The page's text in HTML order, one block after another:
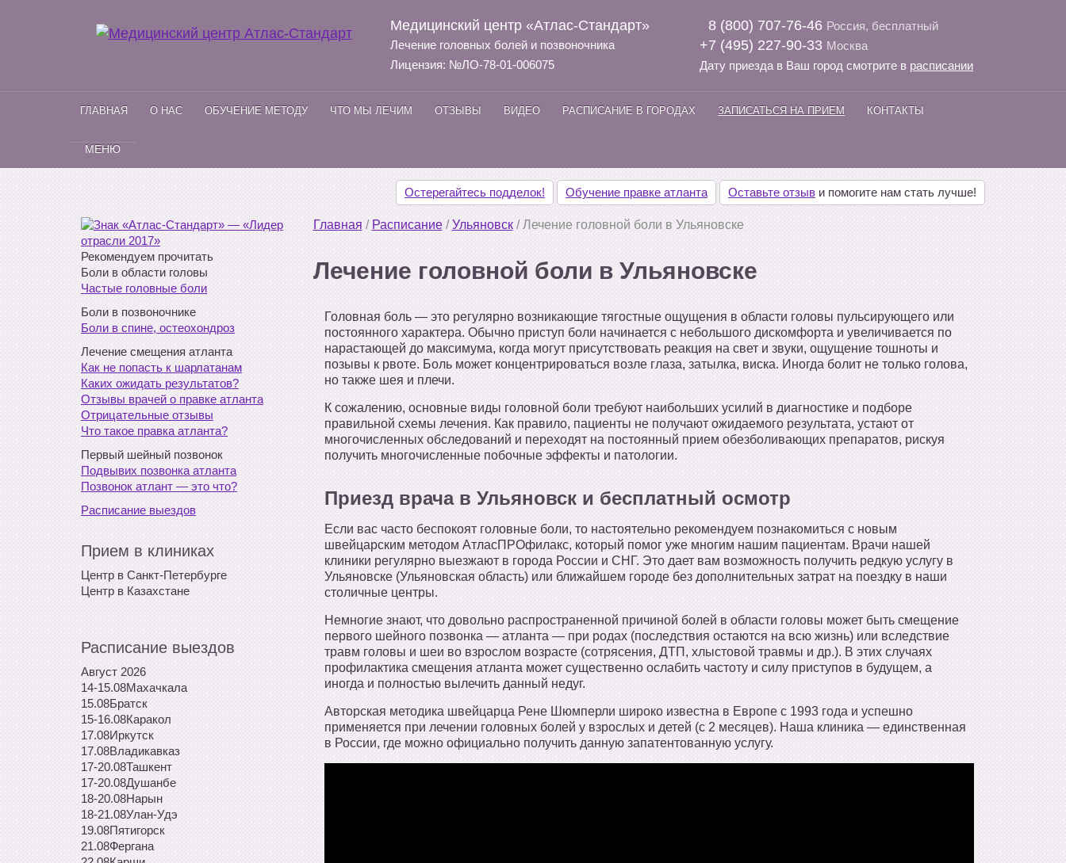
Медицинский центр «Атлас-Стандарт»
Лечение головных болей и позвоночника
Лицензия: №ЛО-78-01-006075
8 (800) 707-76-46 Россия, бесплатный
+7 (495) 227-90-33 Москва
Дату приезда в Ваш город смотрите в расписании
ГЛАВНАЯ О НАС ОБУЧЕНИЕ МЕТОДУ ЧТО МЫ ЛЕЧИМ ОТЗЫВЫ ВИДЕО РАСПИСАНИЕ В ГОРОДАХ ЗАПИСАТЬСЯ НА ПРИЕМ КОНТАКТЫ
МЕНЮ
Остерегайтесь подделок! Обучение правке атланта Оставьте отзыв и помогите нам стать лучше!
Рекомендуем прочитать
Боли в области головы
Частые головные боли
Боли в позвоночнике
Боли в спине, остеохондроз
Лечение смещения атланта
Как не попасть к шарлатанам
Каких ожидать результатов?
Отзывы врачей о правке атланта
Отрицательные отзывы
Что такое правка атланта?
Первый шейный позвонок
Подвывих позвонка атланта
Позвонок атлант — это что?
Расписание выездов
Прием в клиниках
Центр в Санкт-Петербурге
Центр в Казахстане
Расписание выездов
Август 2026
14-15.08Махачкала
15.08Братск
15-16.08Каракол
17.08Иркутск
17.08Владикавказ
17-20.08Ташкент
17-20.08Душанбе
18-20.08Нарын
18-21.08Улан-Удэ
19.08Пятигорск
21.08Фергана
Главная / Расписание/Ульяновск/Лечение головной боли в Ульяновске
Лечение головной боли в Ульяновске
Головная боль — это регулярно возникающие тягостные ощущения в области головы пульсирующего или
постоянного характера. Обычно приступ боли начинается с небольшого дискомфорта и увеличивается по
нарастающей до максимума, когда могут присутствовать реакция на свет и звуки, ощущение тошноты и
позывы к рвоте. Боль может концентрироваться возле глаза, затылка, виска. Иногда болит не только голова,
но также шея и плечи.
К сожалению, основные виды головной боли требуют наибольших усилий в диагностике и подборе
правильной схемы лечения. Как правило, пациенты не получают ожидаемого результата, устают от
многочисленных обследований и переходят на постоянный прием обезболивающих препаратов, рискуя
получить многочисленные побочные эффекты и патологии.
Приезд врача в Ульяновск и бесплатный осмотр
Если вас часто беспокоят головные боли, то настоятельно рекомендуем познакомиться с новым
швейцарским методом АтласПРОфилакс, который помог уже многим нашим пациентам. Врачи нашей
клиники регулярно выезжают в города России и СНГ. Это дает вам возможность получить редкую услугу в
Ульяновске (Ульяновская область) или ближайшем городе без дополнительных затрат на поездку в наши
столичные центры.
Немногие знают, что довольно распространенной причиной болей в области головы может быть смещение
первого шейного позвонка — атланта — при родах (последствия остаются на всю жизнь) или вследствие
травм головы и шеи во взрослом возрасте (сотрясения, ДТП, хлыстовой травмы и др.). В этих случаях
профилактика смещения атланта может существенно ослабить частоту и силу приступов в будущем, а
иногда и полностью вылечить данный недуг.
Авторская методика швейцарца Рене Шюмперли широко известна в Европе с 1993 года и успешно
применяется при лечении головных болей у взрослых и детей (с 2 месяцев). Наша клиника — единственная
в России, где можно официально получить данную запатентованную услугу.